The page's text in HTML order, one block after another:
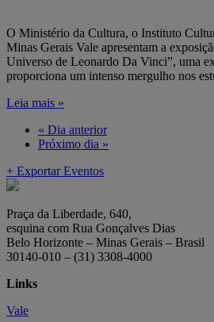
O Ministério da Cultura, o Instituto
Minas Gerais Vale apresentam a
Universo de Leonardo Da Vinci”, uma
proporciona um intenso mergulho nos
Leia mais »
« Dia anterior
Próximo dia »
+ Exportar Eventos
Praça da Liberdade, 640,
esquina com Rua Gonçalves Dias
Belo Horizonte – Minas Gerais – Brasil
30140-010 – (31) 3308-4000
Links
Vale